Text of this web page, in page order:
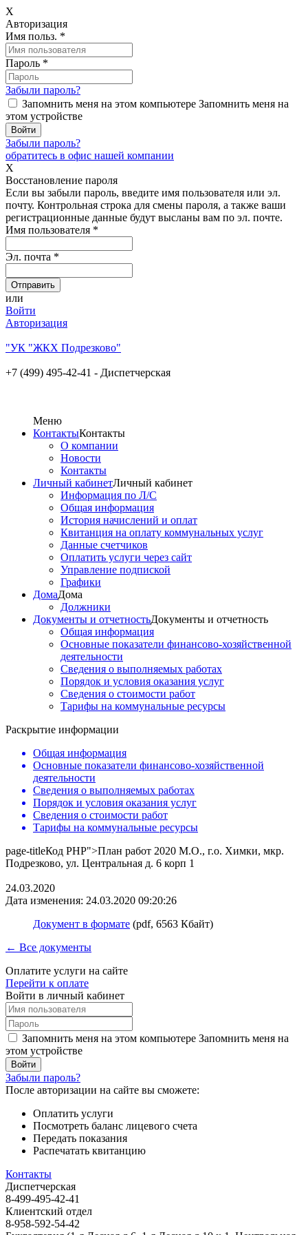
X
Авторизация
Имя польз. *
Пароль *
Забыли пароль?
Запомнить меня на этом компьютере Запомнить меня на
этом устройстве
Забыли пароль?
обратитесь в офис нашей компании
X
Восстановление пароля
Если вы забыли пароль, введите имя пользователя или эл.
почту. Контрольная строка для смены пароля, а также ваши
регистрационные данные будут высланы вам по эл. почте.
Имя пользователя *
Эл. почта *
или
Войти
Авторизация
"УК "ЖКХ Подрезково"
+7 (499) 495-42-41 - Диспетчерская
Меню
КонтактыКонтакты
О компании
Новости
Контакты
Личный кабинетЛичный кабинет
Информация по Л/С
Общая информация
История начислений и оплат
Квитанция на оплату коммунальных услуг
Данные счетчиков
Оплатить услуги через сайт
Управление подпиской
Графики
ДомаДома
Должники
Документы и отчетностьДокументы и отчетность
Общая информация
Основные показатели финансово-хозяйственной
деятельности
Сведения о выполняемых работах
Порядок и условия оказания услуг
Сведения о стоимости работ
Тарифы на коммунальные ресурсы
Раскрытие информации
Общая информация
Основные показатели финансово-хозяйственной
деятельности
Сведения о выполняемых работах
Порядок и условия оказания услуг
Сведения о стоимости работ
Тарифы на коммунальные ресурсы
page-titleКод PHP">План работ 2020 М.О., г.о. Химки, мкр.
Подрезково, ул. Центральная д. 6 корп 1
24.03.2020
Дата изменения: 24.03.2020 09:20:26
Документ в формате (pdf, 6563 Кбайт)
← Все документы
Оплатите услуги на сайте
Перейти к оплате
Войти в личный кабинет
Запомнить меня на этом компьютере Запомнить меня на
этом устройстве
Забыли пароль?
После авторизации на сайте вы сможете:
Оплатить услуги
Посмотреть баланс лицевого счета
Передать показания
Распечатать квитанцию
Контакты
Диспетчерская
8-499-495-42-41
Клиентский отдел
8-958-592-54-42